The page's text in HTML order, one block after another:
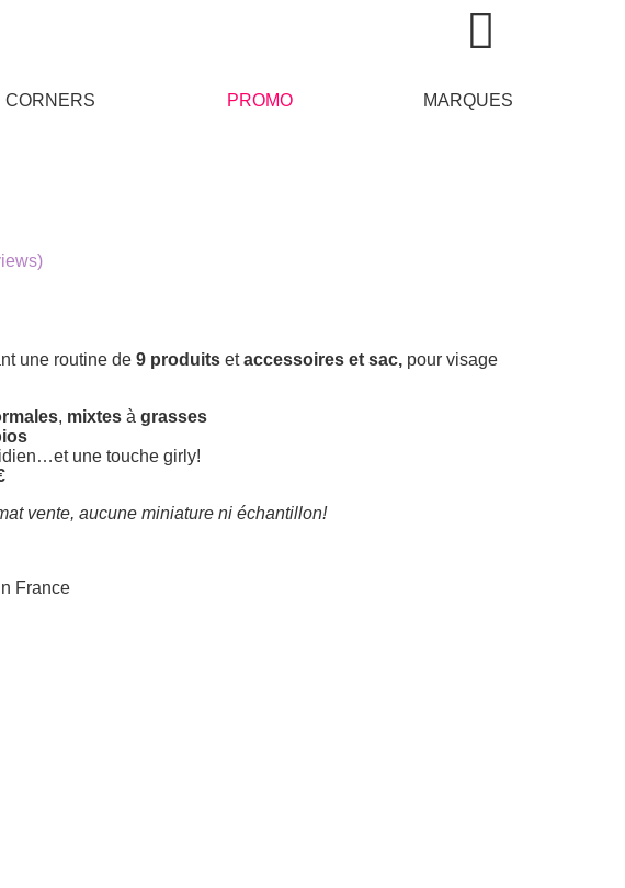
CORNERS PROMO MARQUES
une routine de 9 produits etaccessoires et sac, pour visage
, mixtes à grasses
une touche girly!
vente, aucune miniature ni échantillon!